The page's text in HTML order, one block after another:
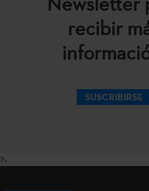
recibir
SUSCRIBIRSE
?>